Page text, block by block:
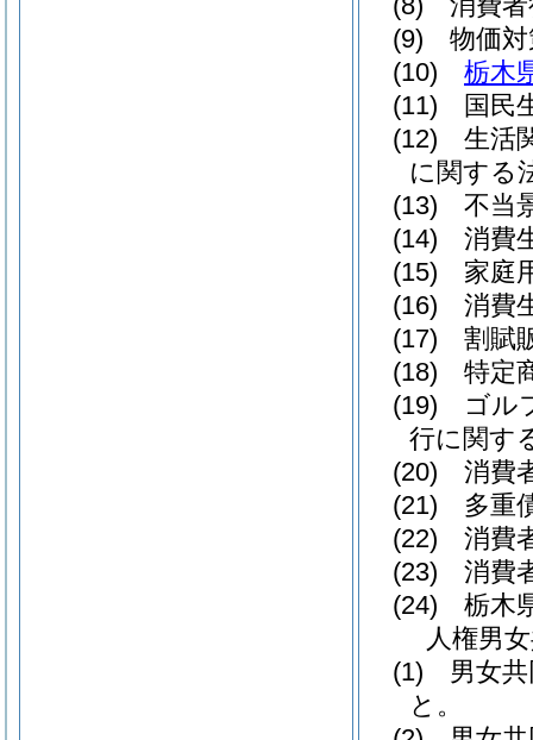
(9) 物価対
(10)
栃木
(11) 国民
(12) 生活
に関する
(13) 不当
(14) 消費
(15) 家庭
(16) 消費
(17) 割賦
(18) 特定
(19) ゴル
行に関す
(20) 消費
(21) 多重
(22) 消費
(23) 消費
(24) 栃木
人権男
(1) 男女共
と。